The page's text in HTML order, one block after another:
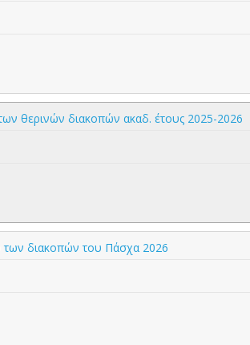
θερινών διακοπών ακαδ. έτους 2025-2026
των διακοπών του Πάσχα 2026